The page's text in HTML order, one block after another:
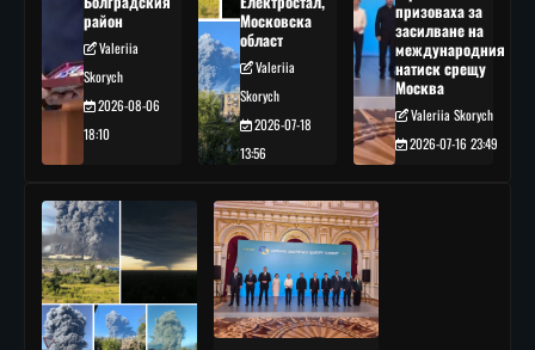
район
Valeriia
Skorych
2026-08-06
18:10
Московска
област
Valeriia
Skorych
2026-07-18
13:56
призоваха за
засилване на
международния
натиск срещу
Москва
Valeriia Skorych
2026-07-16 23:49